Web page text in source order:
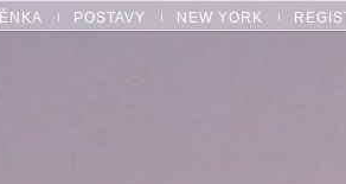
POSTAVY NEW YORK